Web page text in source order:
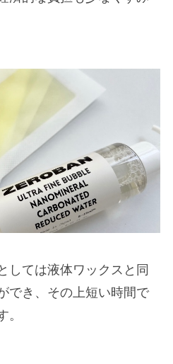
しては液体ワックスと同
でき、その上短い時間で
。